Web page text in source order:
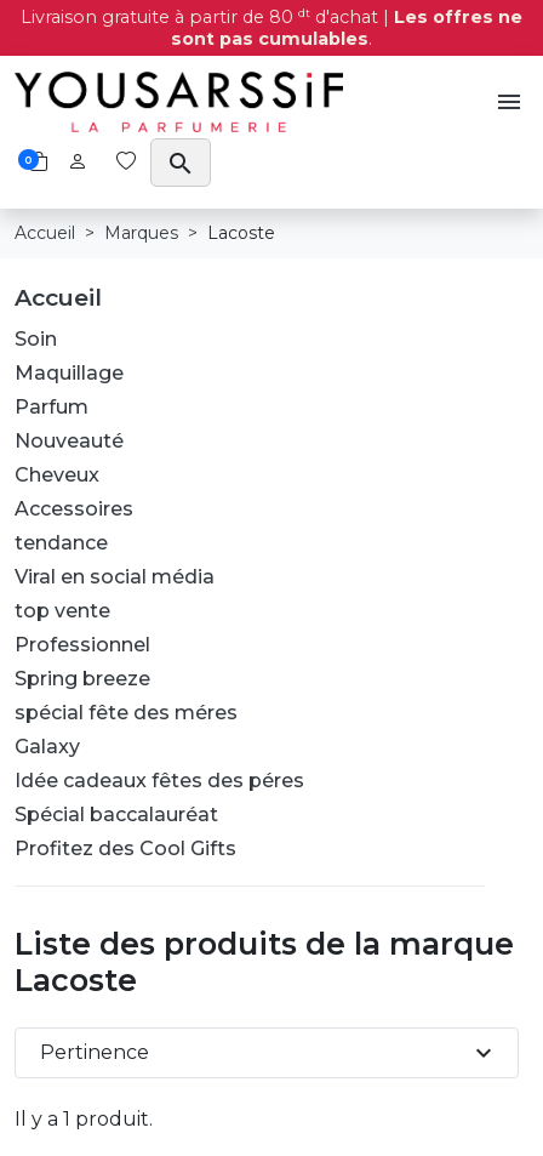
Livraison gratuite à partir de 80 dt d'achat | Les offres ne
sont pas cumulables.
menu
0 search
Accueil Marques Lacoste
Accueil
Soin
Maquillage
Parfum
Nouveauté
Cheveux
Accessoires
tendance
Viral en social média
top vente
Professionnel
Spring breeze
spécial fête des méres
Galaxy
Idée cadeaux fêtes des péres
Spécial baccalauréat
Profitez des Cool Gifts
Liste des produits de la marque
Lacoste
Il y a 1 produit.
Pertinence expand_more